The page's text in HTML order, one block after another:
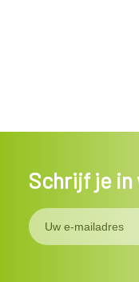
Schrijf je in